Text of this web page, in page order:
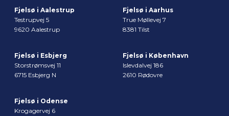
Fjelsø i Aalestrup
Testrupvej 5
9620 Aalestrup
Fjelsø i Aarhus
True Møllevej 7
8381 Tilst
Fjelsø i Esbjerg
Storstrømsvej 11
6715 Esbjerg N
Fjelsø i København
Islevdalvej 186
2610 Rødovre
Fjelsø i Odense
Krogagervej 6